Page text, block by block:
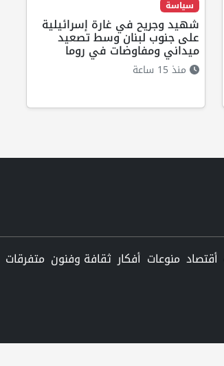
سياسة
شهيد وجريح في غارة إسرائيلية
على جنوب لبنان وسط تصعيد
ميداني ومفاوضات في روما
منذ 15 ساعة
أقتصاد منوعات أفكار ثقافة وفنون متفرقات